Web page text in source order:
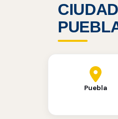
Puebla